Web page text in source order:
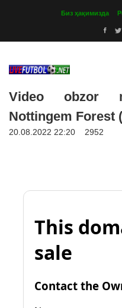
Биз ҳақимизда
Video obzor
Nottingem Forest
20.08.2022 22:20 2952